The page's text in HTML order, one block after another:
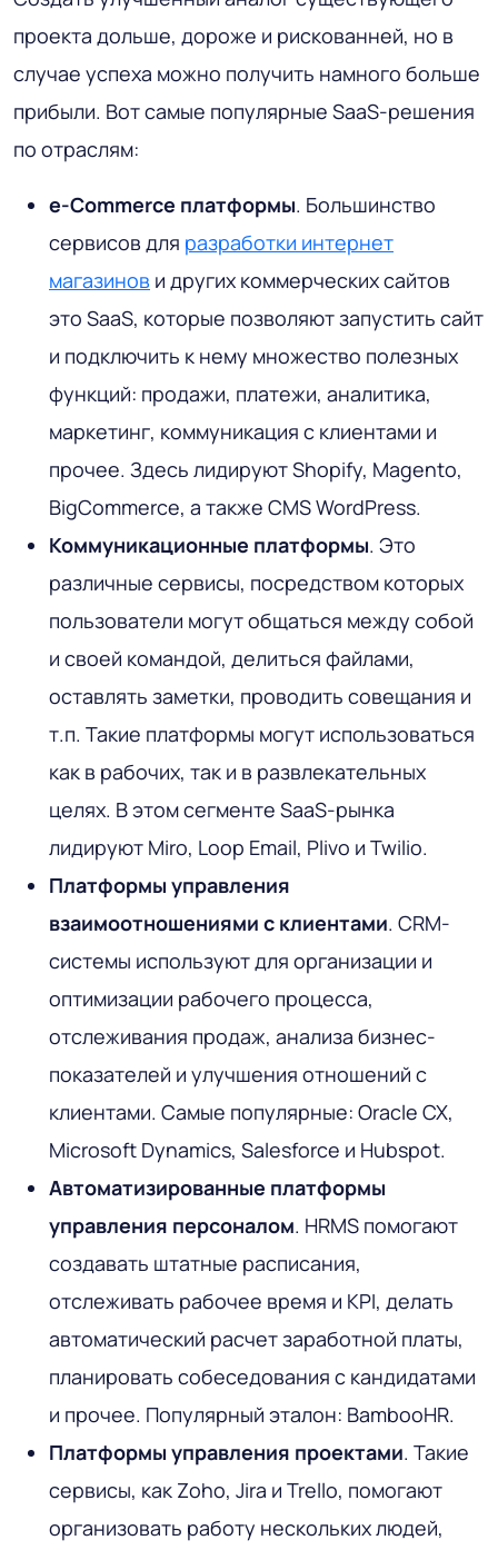
проекта дольше, дороже и рискованней, но в
случае успеха можно получить намного больше
прибыли. Вот самые популярные SaaS-решения
по отраслям:
e-Commerce платформы. Большинство
сервисов для разработки интернет
магазинов и других коммерческих сайтов
это SaaS, которые позволяют запустить сайт
и подключить к нему множество полезных
функций: продажи, платежи, аналитика,
маркетинг, коммуникация с клиентами и
прочее. Здесь лидируют Shopify, Magento,
BigCommerce, а также CMS WordPress.
Коммуникационные платформы. Это
различные сервисы, посредством которых
пользователи могут общаться между собой
и своей командой, делиться файлами,
оставлять заметки, проводить совещания и
т.п. Такие платформы могут использоваться
как в рабочих, так и в развлекательных
целях. В этом сегменте SaaS-рынка
лидируют Miro, Loop Email, Plivo и Twilio.
Платформы управления
взаимоотношениями с клиентами. CRM-
системы используют для организации и
оптимизации рабочего процесса,
отслеживания продаж, анализа бизнес-
показателей и улучшения отношений с
клиентами. Самые популярные: Oracle CX,
Microsoft Dynamics, Salesforce и Hubspot.
Автоматизированные платформы
управления персоналом. HRMS помогают
создавать штатные расписания,
отслеживать рабочее время и KPI, делать
автоматический расчет заработной платы,
планировать собеседования с кандидатами
и прочее. Популярный эталон: BambooHR.
Платформы управления проектами. Такие
сервисы, как Zoho, Jira и Trello, помогают
организовать работу нескольких людей,